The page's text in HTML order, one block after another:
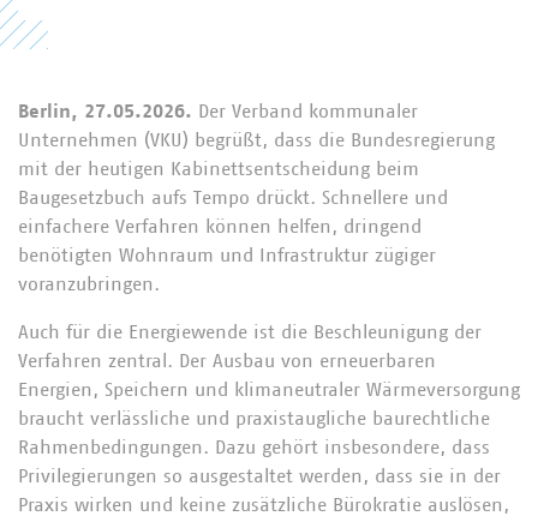
Berlin, 27.05.2026. Der Verband kommunaler
Unternehmen (VKU) begrüßt, dass die Bundesregierung
mit der heutigen Kabinettsentscheidung beim
Baugesetzbuch aufs Tempo drückt. Schnellere und
einfachere Verfahren können helfen, dringend
benötigten Wohnraum und Infrastruktur zügiger
voranzubringen.
Auch für die Energiewende ist die Beschleunigung der
Verfahren zentral. Der Ausbau von erneuerbaren
Energien, Speichern und klimaneutraler Wärmeversorgung
braucht verlässliche und praxistaugliche baurechtliche
Rahmenbedingungen. Dazu gehört insbesondere, dass
Privilegierungen so ausgestaltet werden, dass sie in der
Praxis wirken und keine zusätzliche Bürokratie auslösen,